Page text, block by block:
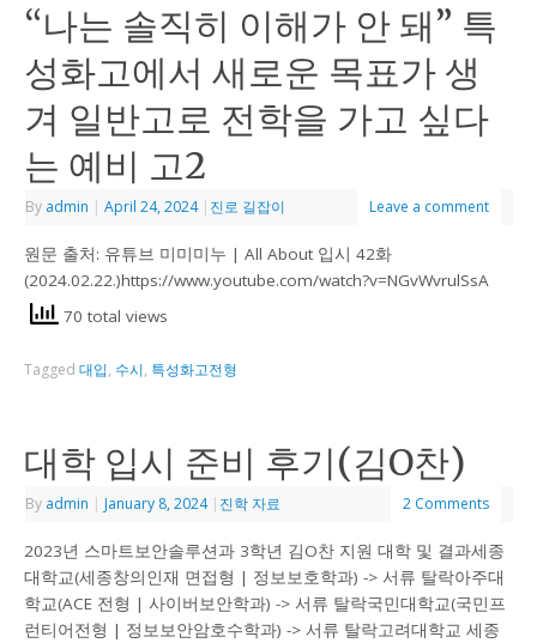
“나는 솔직히 이해가 안 돼” 특
성화고에서 새로운 목표가 생
겨 일반고로 전학을 가고 싶다
는 예비 고2
By admin | April 24, 2024 | 진로 길잡이 Leave a comment
원문 출처: 유튜브 미미미누 | All About 입시 42화
(2024.02.22.)https://www.youtube.com/watch?v=NGvWvrulSsA
70 total views
Tagged대입, 수시, 특성화고전형
대학 입시 준비 후기(김O찬)
By admin | January 8, 2024 | 진학 자료 2 Comments
2023년 스마트보안솔루션과 3학년 김O찬 지원 대학 및 결과세종
대학교(세종창의인재 면접형 | 정보보호학과) -> 서류 탈락아주대
학교(ACE 전형 | 사이버보안학과) -> 서류 탈락국민대학교(국민프
런티어전형 | 정보보안암호수학과) -> 서류 탈락고려대학교 세종